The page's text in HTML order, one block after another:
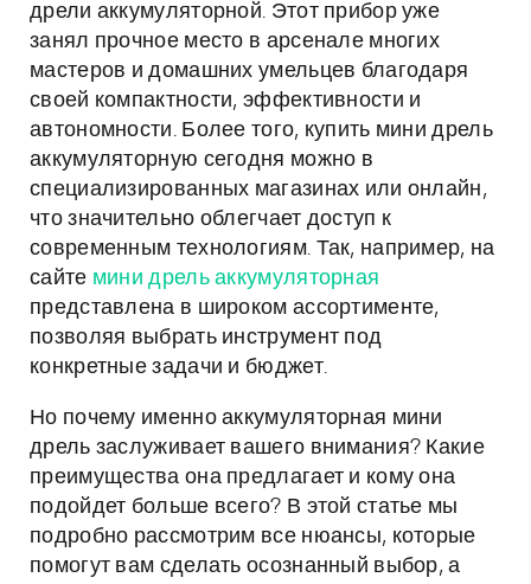
дрели аккумуляторной. Этот прибор уже
занял прочное место в арсенале многих
мастеров и домашних умельцев благодаря
своей компактности, эффективности и
автономности. Более того, купить мини дрель
аккумуляторную сегодня можно в
специализированных магазинах или онлайн,
что значительно облегчает доступ к
современным технологиям. Так, например, на
сайте мини дрель аккумуляторная
представлена в широком ассортименте,
позволяя выбрать инструмент под
конкретные задачи и бюджет.
Но почему именно аккумуляторная мини
дрель заслуживает вашего внимания? Какие
преимущества она предлагает и кому она
подойдет больше всего? В этой статье мы
подробно рассмотрим все нюансы, которые
помогут вам сделать осознанный выбор, а